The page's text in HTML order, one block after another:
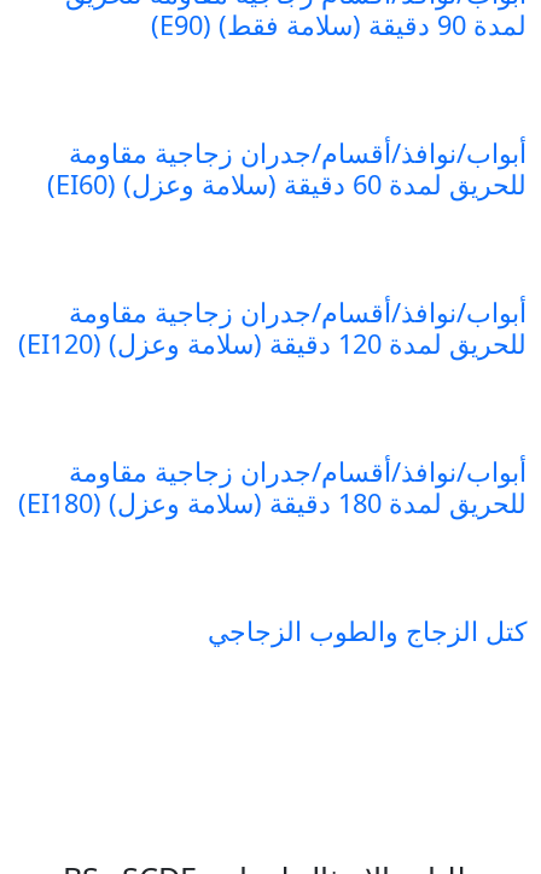
لمدة 90 دقيقة (سلامة فقط) (E90)
أبواب/نوافذ/أقسام/جدران زجاجية مقاومة
للحريق لمدة 60 دقيقة (سلامة وعزل) (EI60)
أبواب/نوافذ/أقسام/جدران زجاجية مقاومة
للحريق لمدة 120 دقيقة (سلامة وعزل) (EI120)
أبواب/نوافذ/أقسام/جدران زجاجية مقاومة
للحريق لمدة 180 دقيقة (سلامة وعزل) (EI180)
كتل الزجاج والطوب الزجاجي